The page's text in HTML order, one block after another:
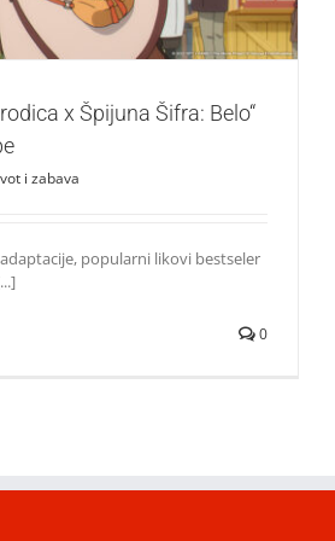
x Špijuna Šifra: Belo“
i zabava
popularni likovi bestseler
0